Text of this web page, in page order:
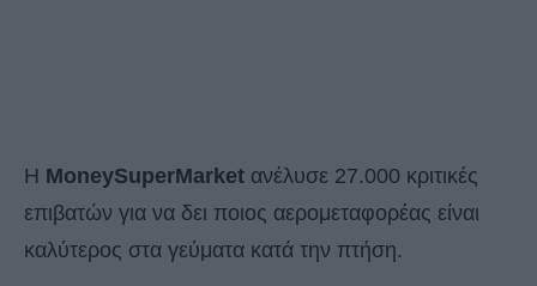
Η MoneySuperMarket ανέλυσε 27.000 κριτικές
επιβατών για να δει ποιος αερομεταφορέας είναι
καλύτερος στα γεύματα κατά την πτήση.